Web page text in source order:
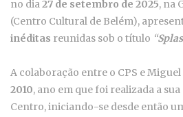
no dia27 de setembro de 2025, na
(Centro Cultural de Belém),
inéditas reunidas sob o título “
A colaboração entre o CPS e
2010, ano em que foi realizada a
Centro, iniciando-se desde então